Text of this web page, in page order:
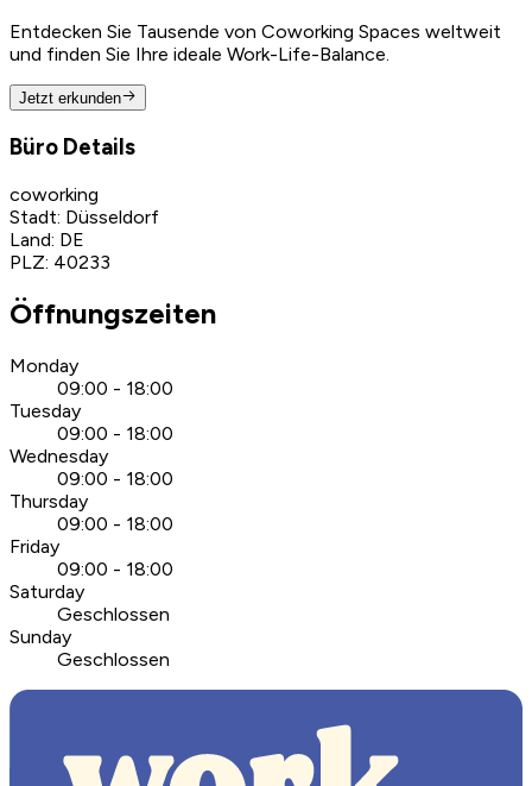
Entdecken Sie Tausende von Coworking Spaces weltweit
und finden Sie Ihre ideale Work-Life-Balance.
Jetzt erkunden
Büro Details
coworking
Stadt: Düsseldorf
Land: DE
PLZ: 40233
Öffnungszeiten
Monday
09:00 - 18:00
Tuesday
09:00 - 18:00
Wednesday
09:00 - 18:00
Thursday
09:00 - 18:00
Friday
09:00 - 18:00
Saturday
Geschlossen
Sunday
Geschlossen